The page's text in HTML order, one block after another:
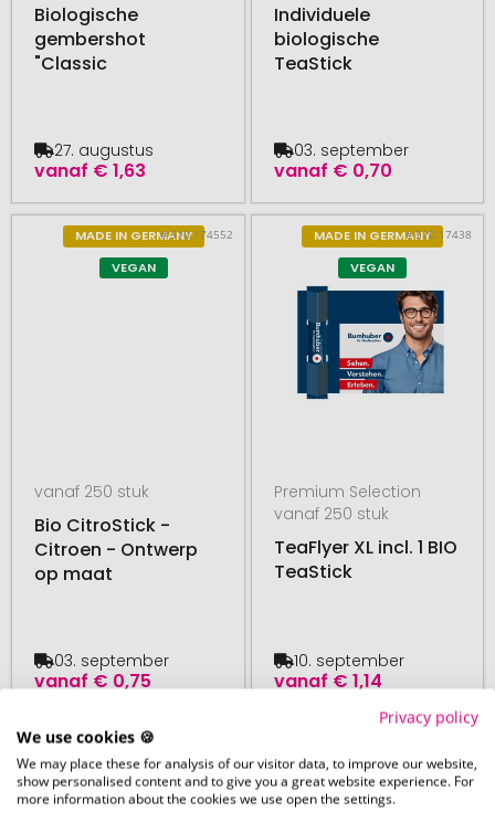
Biologische
gembershot
"Classic
vanaf € 1,63
27. augustus
Individuele
biologische
TeaStick
vanaf € 0,70
03. september
MADE IN GERMANY
VEGAN
# 510.174552
vanaf 250 stuk
Bio CitroStick -
Citroen - Ontwerp
op maat
vanaf € 0,75
03. september
MADE IN GERMANY
VEGAN
# 510.17438
Premium Selection
vanaf 250 stuk
TeaFlyer XL incl. 1 BIO
TeaStick
vanaf € 1,14
10. september
MADE IN GERMANY
BIOLOGISCH
BIOLOGISCH
Privacy policy
We use cookies 🍪
We may place these for analysis of our visitor data, to improve our website,
show personalised content and to give you a great website experience. For
more information about the cookies we use open the settings.